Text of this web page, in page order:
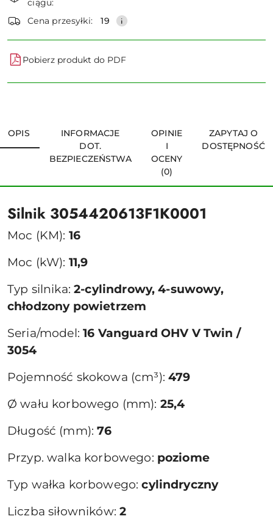
dostawa
ciągu:
Cena przesyłki: 19
Pobierz produkt do PDF
OPIS
INFORMACJE
DOT.
BEZPIECZEŃSTWA
OPINIE
I
OCENY
(0)
ZAPYTAJ O
DOSTĘPNOŚĆ
Silnik 3054420613F1K0001
Moc (KM): 16
Moc (kW): 11,9
Typ silnika:2-cylindrowy, 4-suwowy,
chłodzony powietrzem
Seria/model:16 Vanguard OHV V Twin /
3054
Pojemność skokowa (cm³): 479
Ø wału korbowego (mm): 25,4
Długość (mm):76
Przyp. walka korbowego: poziome
Typ wałka korbowego:cylindryczny
Liczba siłowników:2